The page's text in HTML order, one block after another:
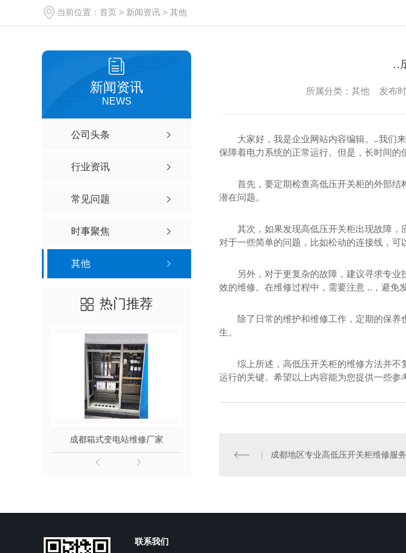
当前位置： 首页 > 新闻资讯 > 其他
新闻资讯
NEWS
公司头条
行业资讯
常见问题
时事聚焦
其他
热门推荐
成都箱式变电站维修厂家
..
所属分类：其他 发布
大家好，我是企业网站内容编辑。..我们
保障着电力系统的正常运行。但是，长时间的
首先，要定期检查高低压开关柜的外部
潜在问题。
其次，如果发现高低压开关柜出现故障，
对于一些简单的问题，比如松动的连接线，可
另外，对于更复杂的故障，建议寻求专
效的维修。在维修过程中，需要注意 ..，避免
除了日常的维护和维修工作，定期的保
生。
综上所述，高低压开关柜的维修方法并
运行的关键。希望以上内容能为您提供一些参
成都地区专业高低压开关柜维修服
联系我们